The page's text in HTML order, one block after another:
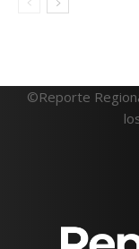
©Reporte